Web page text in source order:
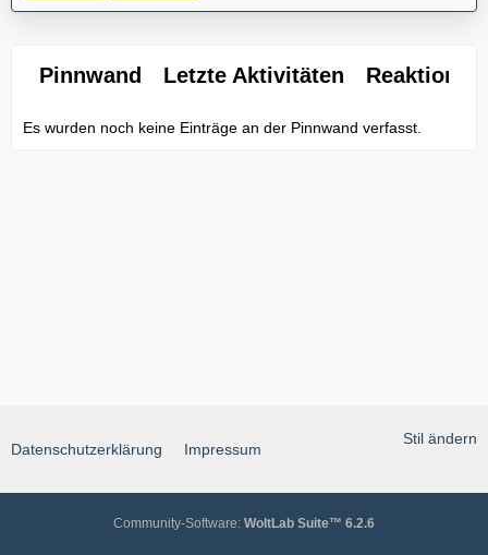
Pinnwand Letzte Aktivitäten Reaktionen
Es wurden noch keine Einträge an der Pinnwand verfasst.
Stil ändern
Datenschutzerklärung Impressum
Community-Software: WoltLab Suite™ 6.2.6